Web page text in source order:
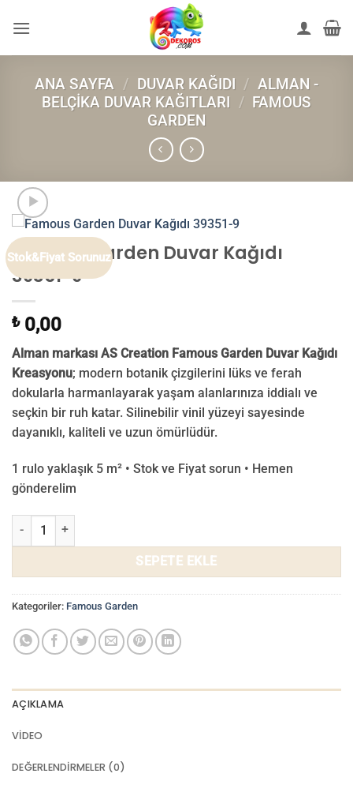
atla
ANA SAYFA / DUVAR KAĞIDI / ALMAN -
BELÇIKA DUVAR KAĞITLARI / FAMOUS
GARDEN
Stok&Fiyat Sorunuz
Famous Garden Duvar Kağıdı
39351-9
₺0,00
Alman markası AS Creation Famous Garden Duvar Kağıdı
Kreasyonu; modern botanik çizgilerini lüks ve ferah
dokularla harmanlayarak yaşam alanlarınıza iddialı ve
seçkin bir ruh katar. Silinebilir vinil yüzeyi sayesinde
dayanıklı, kaliteli ve uzun ömürlüdür.
1 rulo yaklaşık 5 m² • Stok ve Fiyat sorun • Hemen
gönderelim
Famous Garden Duvar Kağıdı 39351-9 adet
SEPETE EKLE
Kategoriler: Famous Garden
AÇIKLAMA
VIDEO
DEĞERLENDIRMELER (0)